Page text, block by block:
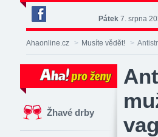
Deník
Aha!
na
Pátek 7. srpna
Ahaonline.cz > Musíte vědět! >
Žhavé drby